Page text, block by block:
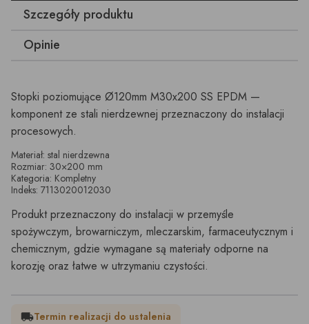
Szczegóły produktu
Opinie
Stopki poziomujące Ø120mm M30x200 SS EPDM —
komponent ze stali nierdzewnej przeznaczony do instalacji
procesowych.
Materiał: stal nierdzewna
Rozmiar: 30×200 mm
Kategoria: Kompletny
Indeks: 7113020012030
Produkt przeznaczony do instalacji w przemyśle
spożywczym, browarniczym, mleczarskim, farmaceutycznym i
chemicznym, gdzie wymagane są materiały odporne na
korozję oraz łatwe w utrzymaniu czystości.
local_shippingTermin realizacji do ustalenia